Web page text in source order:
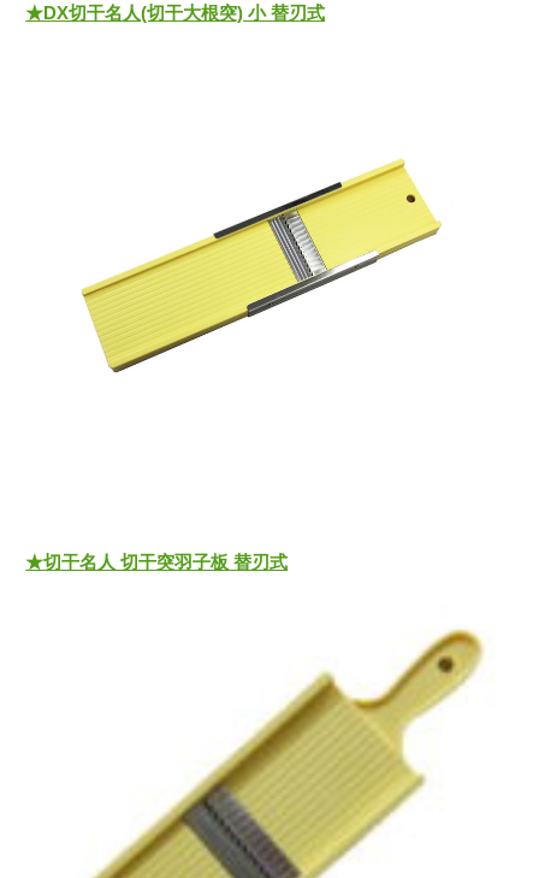
★DX切干名人(切干大根突) 小 替刃式
★切干名人 切干突羽子板 替刃式